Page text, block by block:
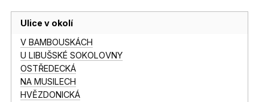
Ulice v okolí
V BAMBOUSKÁCH
U LIBUŠSKÉ SOKOLOVNY
OSTŘEDECKÁ
NA MUSILECH
HVĚZDONICKÁ